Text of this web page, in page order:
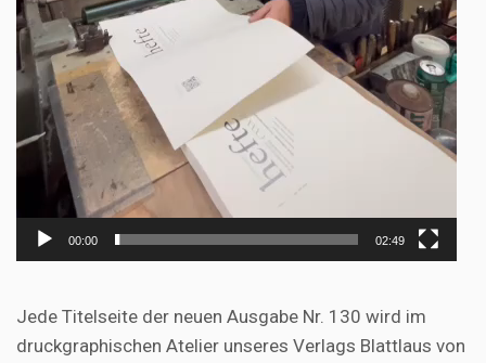
00:00 02:49
Jede Titelseite der neuen Ausgabe Nr. 130 wird im
druckgraphischen Atelier unseres Verlags Blattlaus von